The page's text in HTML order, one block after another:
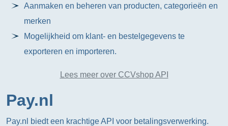
Aanmaken en beheren van producten, categorieën en
merken
Mogelijkheid om klant- en bestelgegevens te
exporteren en importeren.
Lees meer over CCVshop API
Pay.nl
Pay.nl biedt een krachtige API voor betalingsverwerking.